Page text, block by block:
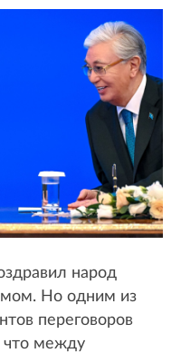
народ
Но одним из
переговоров
что между